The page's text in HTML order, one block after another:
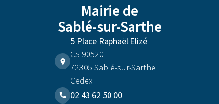
Mairie de
Sablé-sur-Sarthe
5 Place Raphaël Elizé
CS 90520
72305 Sablé-sur-Sarthe
Cedex
02 43 62 50 00